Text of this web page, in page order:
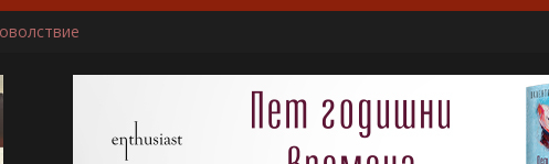
беше истински съпруг…”
Слава богу, отговори той…”
всяка сцена преживявам силно, както ако ми се случва в живота